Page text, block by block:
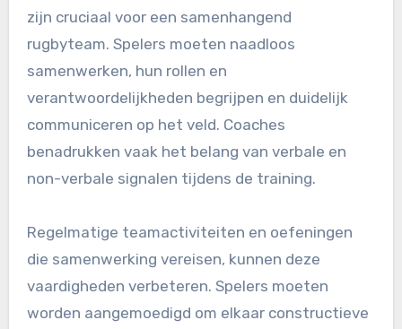
zijn cruciaal voor een samenhangend
rugbyteam. Spelers moeten naadloos
samenwerken, hun rollen en
verantwoordelijkheden begrijpen en duidelijk
communiceren op het veld. Coaches
benadrukken vaak het belang van verbale en
non-verbale signalen tijdens de training.
Regelmatige teamactiviteiten en oefeningen
die samenwerking vereisen, kunnen deze
vaardigheden verbeteren. Spelers moeten
worden aangemoedigd om elkaar constructieve